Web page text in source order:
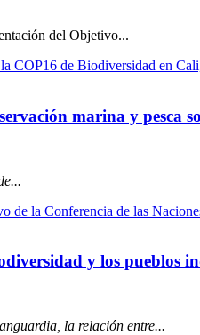
del Objetivo...
marina y pesca
y los pueblos
la relación entre...